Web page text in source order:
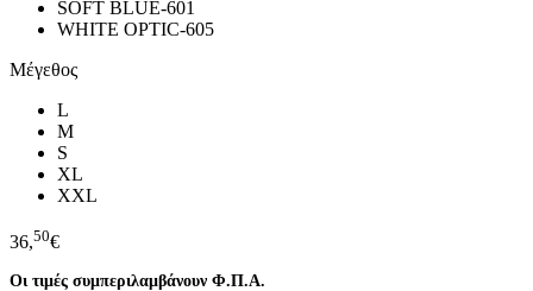
SOFT BLUE-601
WHITE OPTIC-605
Μέγεθος
L
M
S
XL
XXL
36,50€
Οι τιμές συμπεριλαμβάνουν Φ.Π.Α.